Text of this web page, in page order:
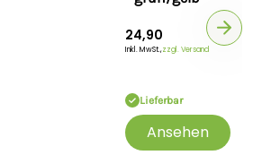
24,90
Inkl. MwSt.,zzgl. Versand
Lieferbar
Ansehen